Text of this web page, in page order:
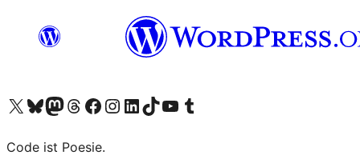
Unser X-Konto (früher Twitter) besuchen
Unser Bluesky-Konto besuchen
Unser Mastodon-Konto besuchen
Unser Threads-Konto besuchen
Unsere Facebook-Seite besuchen
Unser Instagram-Konto besuchen
Unser LinkedIn-Konto besuchen
Unser TikTok-Konto besuchen
Unseren YouTube-Kanal besuchen
Unser Tumblr-Konto besuchen
Code ist Poesie.